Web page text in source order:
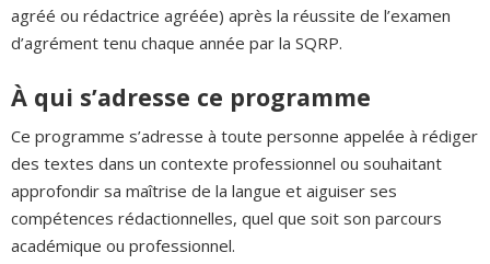
agréé ou rédactrice agréée) après la réussite de l’examen
d’agrément tenu chaque année par la SQRP.
À qui s’adresse ce programme
Ce programme s’adresse à toute personne appelée à rédiger
des textes dans un contexte professionnel ou souhaitant
approfondir sa maîtrise de la langue et aiguiser ses
compétences rédactionnelles, quel que soit son parcours
académique ou professionnel.